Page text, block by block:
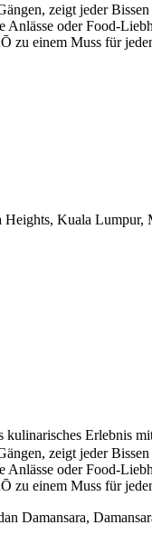
zeigt jeder
Anlässe oder Food-
einem Muss für
Kuala Lumpur,
Erlebnis
zeigt jeder
Anlässe oder Food-
einem Muss für
Damansara,